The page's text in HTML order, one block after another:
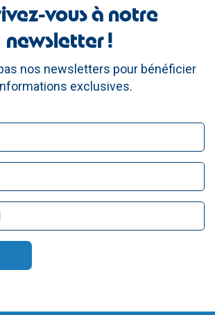
vous à notre
newsletter !
nos newsletters pour bénéficier
exclusives.